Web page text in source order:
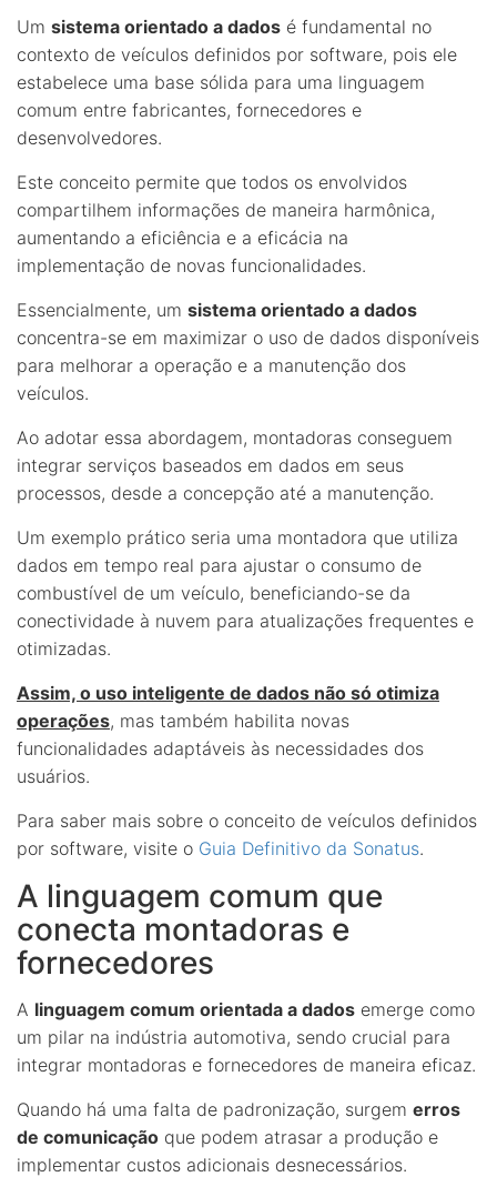
Um sistema orientado a dados é fundamental no
contexto de veículos definidos por software, pois ele
estabelece uma base sólida para uma linguagem
comum entre fabricantes, fornecedores e
desenvolvedores.
Este conceito permite que todos os envolvidos
compartilhem informações de maneira harmônica,
aumentando a eficiência e a eficácia na
implementação de novas funcionalidades.
Essencialmente, um sistema orientado a dados
concentra-se em maximizar o uso de dados disponíveis
para melhorar a operação e a manutenção dos
veículos.
Ao adotar essa abordagem, montadoras conseguem
integrar serviços baseados em dados em seus
processos, desde a concepção até a manutenção.
Um exemplo prático seria uma montadora que utiliza
dados em tempo real para ajustar o consumo de
combustível de um veículo, beneficiando-se da
conectividade à nuvem para atualizações frequentes e
otimizadas.
Assim, o uso inteligente de dados não só otimiza
operações, mas também habilita novas
funcionalidades adaptáveis às necessidades dos
usuários.
Para saber mais sobre o conceito de veículos definidos
por software, visite o Guia Definitivo da Sonatus.
A linguagem comum que
conecta montadoras e
fornecedores
A linguagem comum orientada a dados emerge como
um pilar na indústria automotiva, sendo crucial para
integrar montadoras e fornecedores de maneira eficaz.
Quando há uma falta de padronização, surgem erros
de comunicação que podem atrasar a produção e
implementar custos adicionais desnecessários.